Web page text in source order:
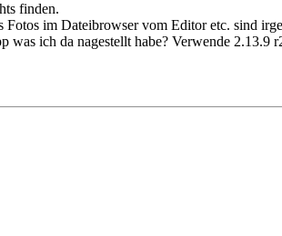
finden.
Fotos im Dateibrowser vom Editor etc. sind
was ich da nagestellt habe? Verwende